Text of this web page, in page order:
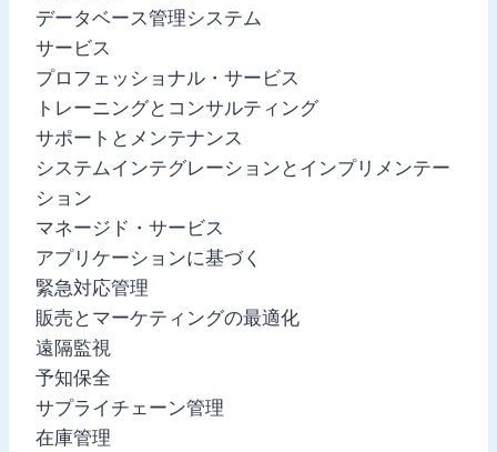
データベース管理システム
サービス
プロフェッショナル・サービス
トレーニングとコンサルティング
サポートとメンテナンス
システムインテグレーションとインプリメンテー
ション
マネージド・サービス
アプリケーションに基づく
緊急対応管理
販売とマーケティングの最適化
遠隔監視
予知保全
サプライチェーン管理
在庫管理